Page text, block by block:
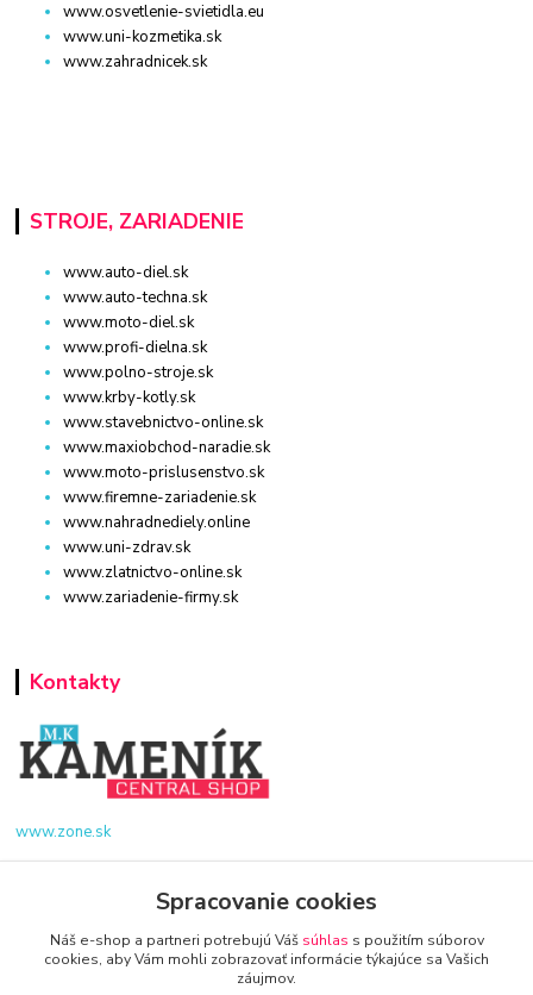
www.osvetlenie-svietidla.eu
www.uni-kozmetika.sk
www.zahradnicek.sk
STROJE, ZARIADENIE
www.auto-diel.sk
www.auto-techna.sk
www.moto-diel.sk
www.profi-dielna.sk
www.polno-stroje.sk
www.krby-kotly.sk
www.stavebnictvo-online.sk
www.maxiobchod-naradie.sk
www.moto-prislusenstvo.sk
www.firemne-zariadenie.sk
www.nahradnediely.online
www.uni-zdrav.sk
www.zlatnictvo-online.sk
www.zariadenie-firmy.sk
Kontakty
www.zone.sk
+421 940 949 000
info@kamenik.sk
Spracovanie cookies
Náš e-shop a partneri potrebujú Váš súhlas s použitím súborov
cookies, aby Vám mohli zobrazovať informácie týkajúce sa Vašich
záujmov.